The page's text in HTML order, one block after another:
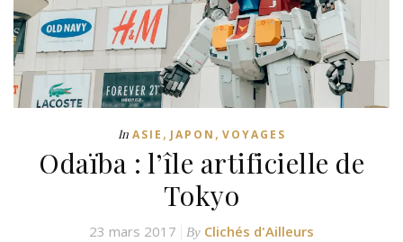
In ASIE , JAPON , VOYAGES
Odaïba : l’île artificielle de
Tokyo
23 mars 2017 By Clichés d'Ailleurs